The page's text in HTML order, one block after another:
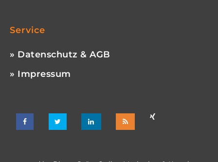
Service
» Datenschutz & AGB
» Impressum